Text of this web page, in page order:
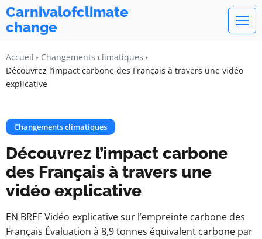
Carnivalofclimate
change
Accueil
Changements climatiques
Découvrez l’impact carbone des Français à travers une vidéo
explicative
Changements climatiques
Découvrez l’impact carbone
des Français à travers une
vidéo explicative
EN BREF Vidéo explicative sur l’empreinte carbone des
Français Évaluation à 8,9 tonnes équivalent carbone par